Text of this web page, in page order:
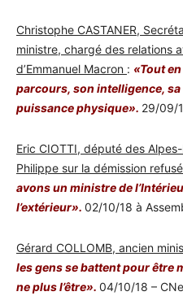
Christophe CASTANER,
ministre, chargé des relations
d’Emmanuel Macron : «Tout
parcours, son intelligence, sa
puissance physique». 29/09/
Eric CIOTTI, député des
Philippe sur la démission
avons un ministre de
l’extérieur». 02/10/18 à
Gérard COLLOMB, ancien
les gens se battent pour être
ne plus l’être». 04/10/18 –